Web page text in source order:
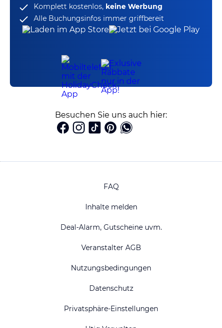
Komplett kostenlos, keine Werbung
Alle Buchungsinfos immer griffbereit
Besuchen Sie uns auch hier:
FAQ
Inhalte melden
Deal-Alarm, Gutscheine uvm.
Veranstalter AGB
Nutzungsbedingungen
Datenschutz
Privatsphäre-Einstellungen